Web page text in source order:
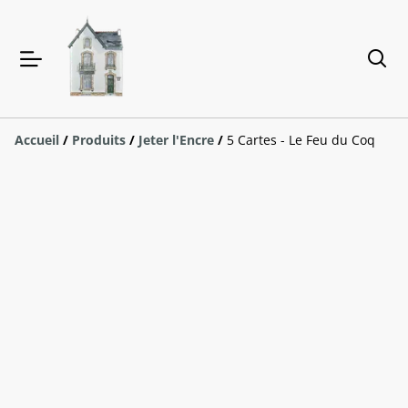
Accueil / Produits / Jeter l'Encre / 5 Cartes - Le Feu du Coq